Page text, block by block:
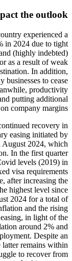
the outlook
experienced a
in 2024 due to tight
(highly indebted)
as a result of weak
In addition,
businesses to cease
productivity
putting additional
company margins.
recovery in
easing initiated by
2024, which
In the first quarter
levels (2019) in
visa requirements
after increasing the
highest level since
2024 for a total of
and the rising
in light of the
around 2% and
Despite an
remains within
to recover from